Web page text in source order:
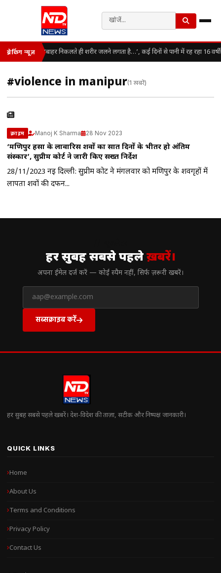
ब्रेकिंग न्यूज़ ‘बाहर निकलते ही शरीर जलने लगता है…’, कई दिनों से पानी में रह रहा 16
#violence in manipur(1 खबरें)
क्राइम Manoj K Sharma 28 Nov 2023
‘मणिपुर हिंसा के लावारिस शवों का सात दिनों के भीतर हो अंतिम
संस्कार’, सुप्रीम कोर्ट ने जारी किए सख्त निर्देश
28/11/2023 नई दिल्ली: सुप्रीम कोर्ट ने मंगलवार को मणिपुर के शवगृहों में
लापता शवों की दफन...
हर सुबह सबसे पहलेख़बरें।
अपना ईमेल दर्ज करें — कोई स्पैम नहीं, सिर्फ ज़रूरी खबरें।
सब्सक्राइब करें
हर सुबह सबसे पहले खबरें। देश-विदेश की ताज़ा, सटीक और निष्पक्ष जानकारी।
QUICK LINKS
Home
About Us
Terms and Conditions
Privacy Policy
Contact Us